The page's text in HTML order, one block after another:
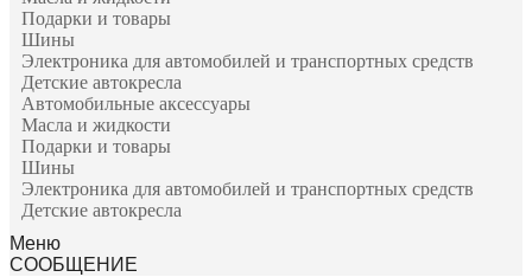
Подарки и товары
Шины
Электроника для автомобилей и транспортных средств
Детские автокресла
Автомобильные аксессуары
Масла и жидкости
Подарки и товары
Шины
Электроника для автомобилей и транспортных средств
Детские автокресла
Меню
СООБЩЕНИЕ